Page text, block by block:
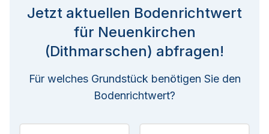
Jetzt aktuellen Bodenrichtwert
für Neuenkirchen
(Dithmarschen) abfragen!
Für welches Grundstück benötigen Sie den
Bodenrichtwert?